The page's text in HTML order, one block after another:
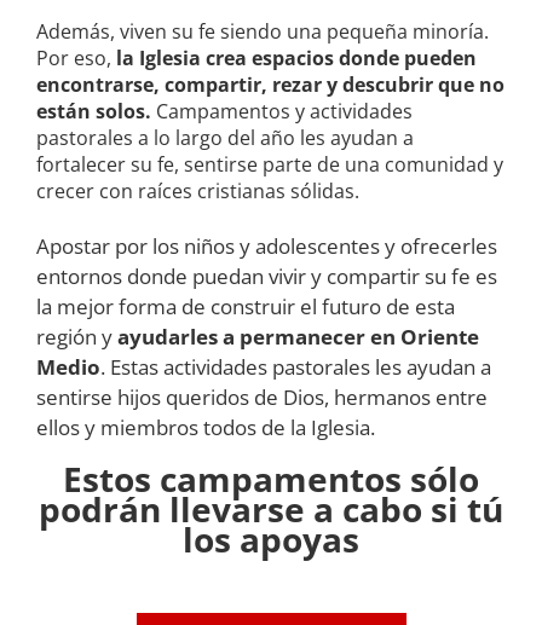
Además, viven su fe siendo una pequeña minoría.
Por eso, la Iglesia crea espacios donde pueden
encontrarse, compartir, rezar y descubrir que no
están solos. Campamentos y actividades
pastorales a lo largo del año les ayudan a
fortalecer su fe, sentirse parte de una comunidad y
crecer con raíces cristianas sólidas.
Apostar por los niños y adolescentes y ofrecerles
entornos donde puedan vivir y compartir su fe es
la mejor forma de construir el futuro de esta
región yayudarles a permanecer en Oriente
Medio. Estas actividades pastorales les ayudan a
sentirse hijos queridos de Dios, hermanos entre
ellos y miembros todos de la Iglesia.
Estos campamentos sólo
podrán llevarse a cabo si tú
los apoyas